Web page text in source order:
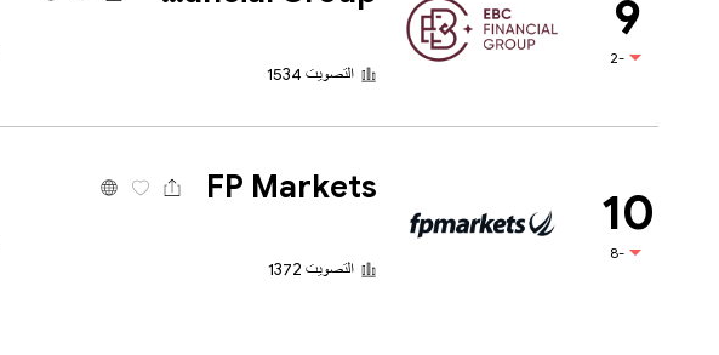
9
-2
التصويت 1534
10
-8
FP Markets
التصويت 1372